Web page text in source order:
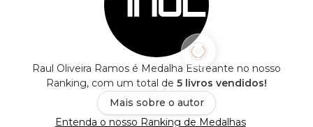
Raul Oliveira Ramos é Medalha Estreante no nosso
Ranking, com um total de 5 livros vendidos!
Mais sobre o autor
Entenda o nosso Ranking de Medalhas